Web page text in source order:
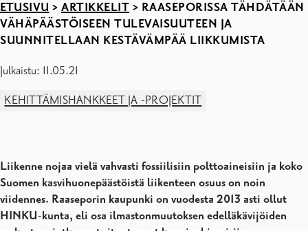
ETUSIVU > ARTIKKELIT > RAASEPORISSA TÄHDÄTÄÄN
VÄHÄPÄÄSTÖISEEN TULEVAISUUTEEN JA
SUUNNITELLAAN KESTÄVÄMPÄÄ LIIKKUMISTA
Julkaistu: 11.05.21
KEHITTÄMISHANKKEET JA -PROJEKTIT
Liikenne nojaa vielä vahvasti fossiilisiin polttoaineisiin ja koko
Suomen kasvihuonepäästöistä liikenteen osuus on noin
viidennes. Raaseporin kaupunki on vuodesta 2013 asti ollut
HINKU-kunta, eli osa ilmastonmuutoksen edelläkävijöiden